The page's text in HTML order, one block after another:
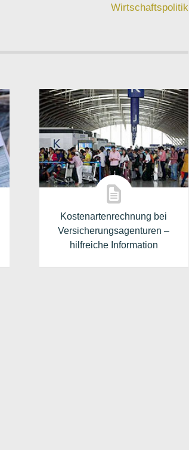
Wirtschaftspolitik
Kostenartenrechnung bei
Versicherungsagenturen –
hilfreiche Information